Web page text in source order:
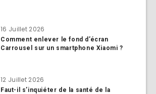
16 Juillet 2026
Comment enlever le fond d’écran
Carrousel sur un smartphone Xiaomi ?
12 Juillet 2026
Faut-il s’inquiéter de la santé de la